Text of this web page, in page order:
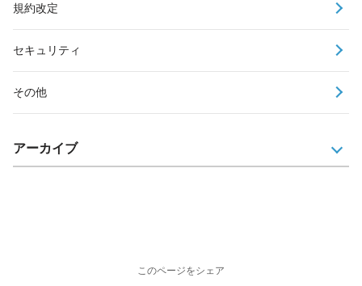
規約改定
セキュリティ
その他
アーカイブ
このページをシェア